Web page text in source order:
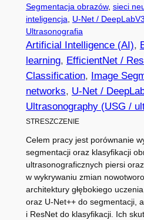
Segmentacja obrazów, sieci
inteligencja
U-Net /
Ultrasonografia
Artificial Intelligence (AI),
learning, EfficientNet /
Classification, Image
networks, U-Net /
Ultrasonography (USG /
STRESZCZENIE
Celem pracy jest porównanie
segmentacji oraz klasyfikacji
ultrasonograficznych piersi
w wykrywaniu zmian
architektury głębokiego
oraz U-Net++ do segmentacji,
i ResNet do klasyfikacji. Ich